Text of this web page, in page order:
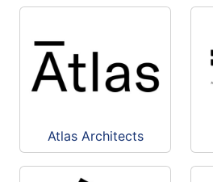
Atlas Architects